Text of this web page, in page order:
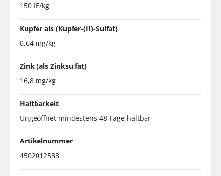
150 IE/kg
Kupfer als (Kupfer-(II)-Sulfat)
0,64 mg/kg
Zink (als Zinksulfat)
16,8 mg/kg
Haltbarkeit
Ungeöffnet mindestens 48 Tage haltbar
Artikelnummer
4502012588